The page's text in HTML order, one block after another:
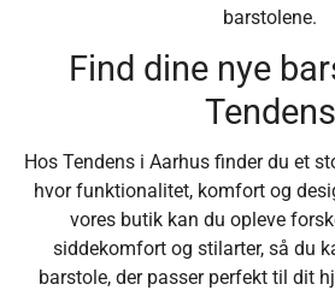
barstolene.
Find dine nye
Tendens
Hos Tendens i Aarhus finder du et
hvor funktionalitet, komfort og
vores butik kan du opleve
siddekomfort og stilarter, så du
barstole, der passer perfekt til dit